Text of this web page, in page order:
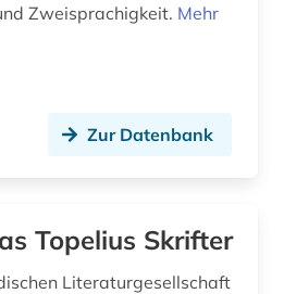
Zweisprachigkeit. Mehr
Zur Datenbank
Topelius Skrifter
Literaturgesellschaft